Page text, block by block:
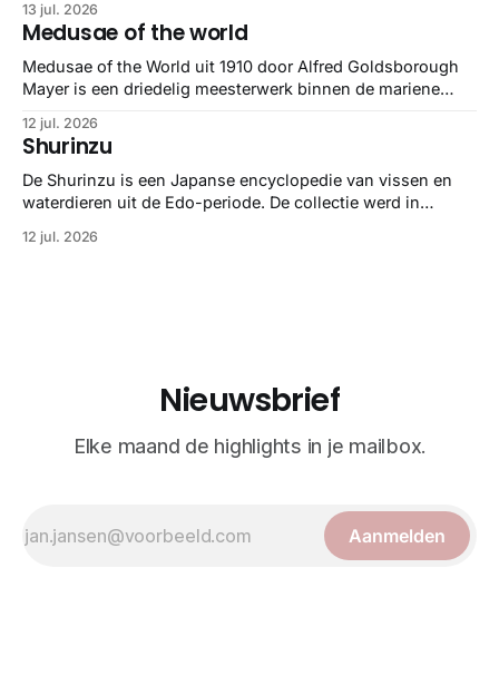
13 jul. 2026
Medusae of the world
Medusae of the World uit 1910 door Alfred Goldsborough
Mayer is een driedelig meesterwerk binnen de mariene
gedetailleerd overzicht van kwallensoorten en hun
taxonomie. Het boek staat bekend om de combinatie van
strikte wetenschap met prachtige, handgetekende
illustraties en kleurendrukplaten van Mayer zelf.
12 jul. 2026
Shurinzu
De Shurinzu is een Japanse encyclopedie van vissen en
waterdieren uit de Edo-periode. De collectie werd in
bekend om verfijnde technieken en bijna driedimensionale
12 jul. 2026
Nieuwsbrief
Elke maand de highlights in je mailbox.
Aanmelden